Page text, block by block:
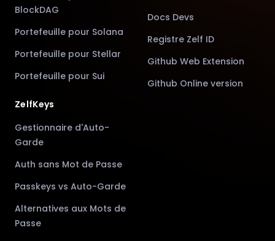
BlockDAG
Portefeuille pour Solana
Portefeuille pour Stellar
Portefeuille pour Sui
ZelfKeys
Gestionnaire d'Auto-
Garde
Auth sans Mot de Passe
Passkeys vs Auto-Garde
Alternatives aux Mots de
Passe
Docs Devs
Registre Zelf ID
Github Web Extension
Github Online version